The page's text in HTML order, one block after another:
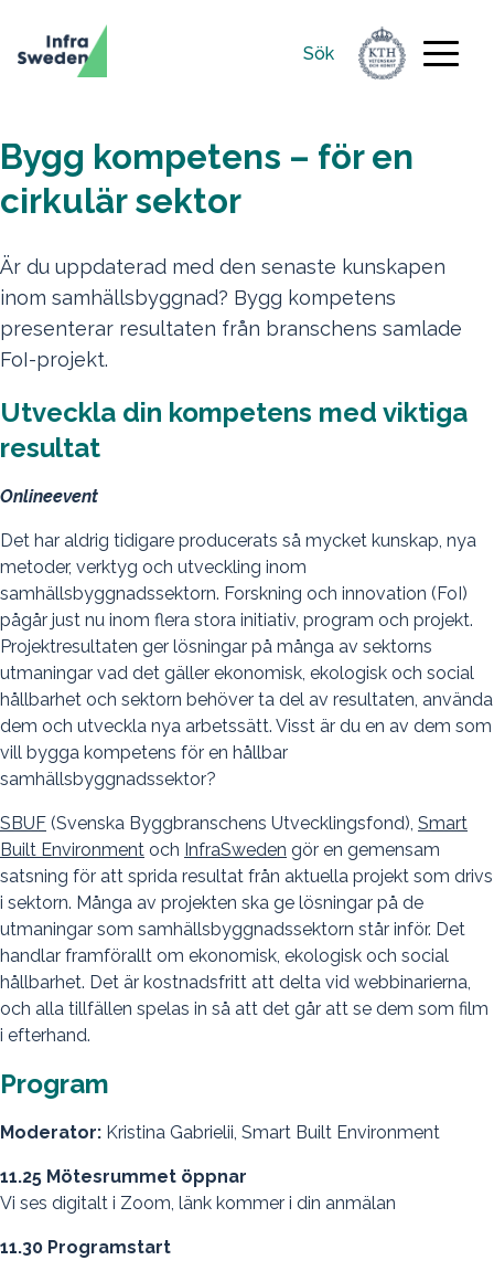
Sök
Sök
efter:
Bygg kompetens – för en
cirkulär sektor
Är du uppdaterad med den senaste kunskapen
inom samhällsbyggnad? Bygg kompetens
presenterar resultaten från branschens samlade
FoI-projekt.
Utveckla din kompetens med viktiga
resultat
Onlineevent
Det har aldrig tidigare producerats så mycket kunskap, nya
metoder, verktyg och utveckling inom
samhällsbyggnadssektorn. Forskning och innovation (FoI)
pågår just nu inom flera stora initiativ, program och projekt.
Projektresultaten ger lösningar på många av sektorns
utmaningar vad det gäller ekonomisk, ekologisk och social
hållbarhet och sektorn behöver ta del av resultaten, använda
dem och utveckla nya arbetssätt. Visst är du en av dem som
vill bygga kompetens för en hållbar
samhällsbyggnadssektor?
SBUF (Svenska Byggbranschens Utvecklingsfond), Smart
Built Environment och InfraSweden gör en gemensam
satsning för att sprida resultat från aktuella projekt som drivs
i sektorn. Många av projekten ska ge lösningar på de
utmaningar som samhällsbyggnadssektorn står inför. Det
handlar framförallt om ekonomisk, ekologisk och social
hållbarhet. Det är kostnadsfritt att delta vid webbinarierna,
och alla tillfällen spelas in så att det går att se dem som film
i efterhand.
Program
Moderator: Kristina Gabrielii, Smart Built Environment
11.25 Mötesrummet öppnar
Vi ses digitalt i Zoom, länk kommer i din anmälan
11.30 Programstart